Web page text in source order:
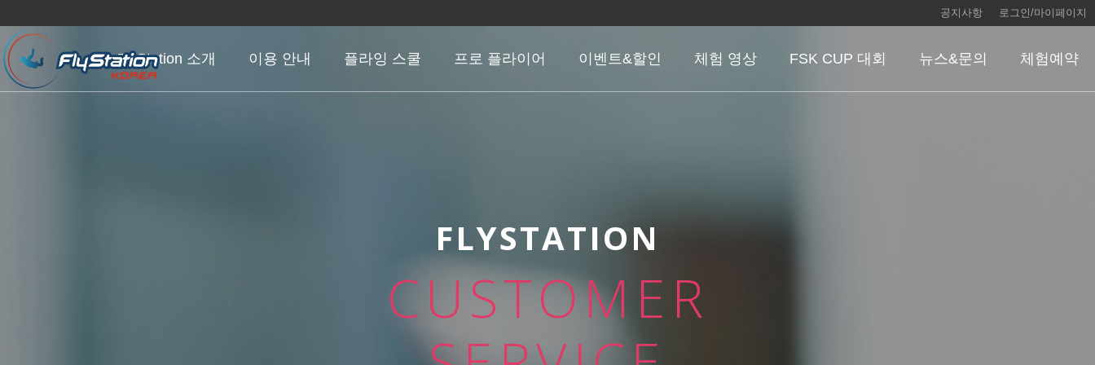
공지사항 로그인/마이페이지
FlyStation 소개 이용 안내 플라잉 스쿨 프로 플라이어 이벤트&할인 체험 영상 FSK CUP 대회 뉴스&문의 체험예약
FLYSTATION
CUSTOMER